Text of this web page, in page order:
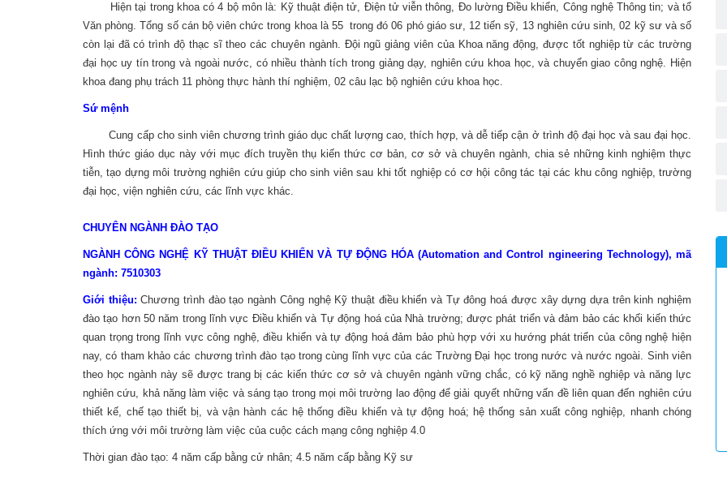
Hiện tại trong khoa có 4 bộ môn là: Kỹ thuật điện tử, Điện tử viễn thông, Đo lường Điều khiển, Công nghệ Thông tin; và tổ
Văn phòng. Tổng số cán bộ viên chức trong khoa là 55 trong đó 06 phó giáo sư, 12 tiến sỹ, 13 nghiên cứu sinh, 02 kỹ sư và số
còn lại đã có trình độ thạc sĩ theo các chuyên ngành. Đội ngũ giảng viên của Khoa năng động, được tốt nghiệp từ các trường
đại học uy tín trong và ngoài nước, có nhiều thành tích trong giảng dạy, nghiên cứu khoa học, và chuyển giao công nghệ. Hiện
khoa đang phụ trách 11 phòng thực hành thí nghiệm, 02 câu lạc bộ nghiên cứu khoa học.
Sứ mệnh
Cung cấp cho sinh viên chương trình giáo dục chất lượng cao, thích hợp, và dễ tiếp cận ở trình độ đại học và sau đại học.
Hình thức giáo dục này với mục đích truyền thụ kiến thức cơ bản, cơ sở và chuyên ngành, chia sẻ những kinh nghiệm thực
tiễn, tạo dựng môi trường nghiên cứu giúp cho sinh viên sau khi tốt nghiệp có cơ hội công tác tại các khu công nghiệp, trường
đại học, viện nghiên cứu, các lĩnh vực khác.
CHUYÊN NGÀNH ĐÀO TẠO
NGÀNH CÔNG NGHỆ KỸ THUẬT ĐIỀU KHIỂN VÀ TỰ ĐỘNG HÓA (Automation and Control ngineering Technology), mã
ngành: 7510303
Giới thiệu: Chương trình đào tạo ngành Công nghệ Kỹ thuật điều khiển và Tự đông hoá được xây dựng dựa trên kinh nghiệm
đào tạo hơn 50 năm trong lĩnh vực Điều khiển và Tự động hoá của Nhà trường; được phát triển và đảm bảo các khối kiến thức
quan trọng trong lĩnh vực công nghệ, điều khiển và tự động hoá đảm bảo phù hợp với xu hướng phát triển của công nghệ hiện
nay, có tham khảo các chương trình đào tạo trong cùng lĩnh vực của các Trường Đại học trong nước và nước ngoài. Sinh viên
theo học ngành này sẽ được trang bị các kiến thức cơ sở và chuyên ngành vững chắc, có kỹ năng nghề nghiệp và năng lực
nghiên cứu, khả năng làm việc và sáng tạo trong mọi môi trường lao động để giải quyết những vấn đề liên quan đến nghiên cứu
thiết kế, chế tạo thiết bị, và vận hành các hệ thống điều khiển và tự động hoá; hệ thống sản xuất công nghiệp, nhanh chóng
thích ứng với môi trường làm việc của cuộc cách mạng công nghiệp 4.0
Thời gian đào tạo: 4 năm cấp bằng cử nhân; 4.5 năm cấp bằng Kỹ sư